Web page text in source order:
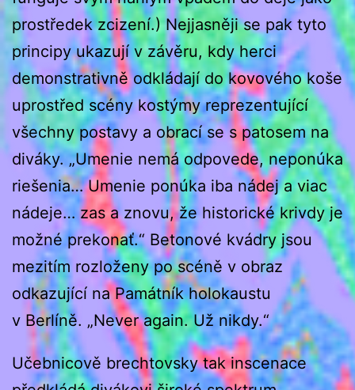
prostředek zcizení.) Nejjasněji se pak tyto
principy ukazují v závěru, kdy herci
demonstrativně odkládají do kovového koše
uprostřed scény kostýmy reprezentující
všechny postavy a obrací se s patosem na
diváky. „Umenie nemá odpovede, neponúka
riešenia… Umenie ponúka iba nádej a viac
nádeje… zas a znovu, že historické krivdy je
možné prekonať.“ Betonové kvádry jsou
mezitím rozloženy po scéně v obraz
odkazující na Památník holokaustu
v Berlíně. „Never again. Už nikdy.“
Učebnicově brechtovsky tak inscenace